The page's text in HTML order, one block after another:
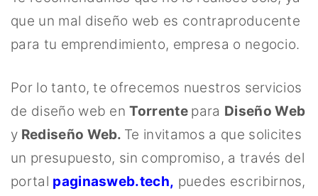
que un mal diseño web es contraproducente
para tu emprendimiento, empresa o negocio.
Por lo tanto, te ofrecemos nuestros servicios
de diseño web enTorrente para Diseño Web
y Rediseño Web. Te invitamos a que solicites
un presupuesto, sin compromiso, a través del
portal paginasweb.tech, puedes escribirnos,